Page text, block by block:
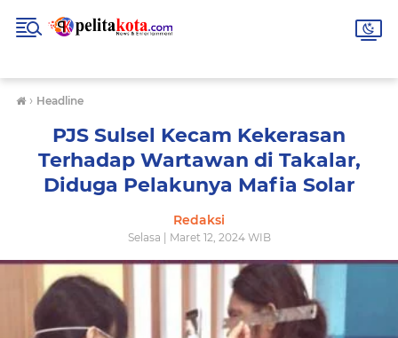
› Headline
PJS Sulsel Kecam Kekerasan
Terhadap Wartawan di Takalar,
Diduga Pelakunya Mafia Solar
Redaksi
Selasa | Maret 12, 2024 WIB